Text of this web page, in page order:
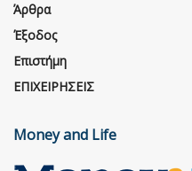
Άρθρα
Έξοδος
Επιστήμη
ΕΠΙΧΕΙΡΗΣΕΙΣ
Money and Life